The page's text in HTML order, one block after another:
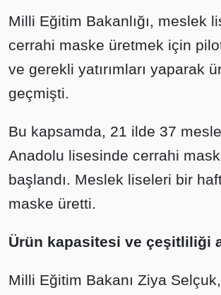
Milli Eğitim Bakanlığı, meslek
cerrahi maske üretmek için
ve gerekli yatırımları yaparak
geçmişti.
Bu kapsamda, 21 ilde 37
Anadolu lisesinde cerrahi
başlandı. Meslek liseleri bir
maske üretti.
Ürün kapasitesi ve çeşitliliği
Milli Eğitim Bakanı Ziya